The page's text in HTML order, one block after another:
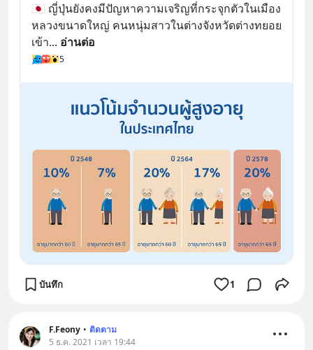
🇯🇵 ญี่ปุ่นยังคงมีปัญหาความเจริญที่กระจุกตัวในเมือง
หลวงขนาดใหญ่ คนหนุ่มสาวในต่างจังหวัดต่างทยอย
เข้า... อ่านต่อ
5
บันทึก 1
F.Feony • ติดตาม
5 ธ.ค. 2021 เวลา 19:44